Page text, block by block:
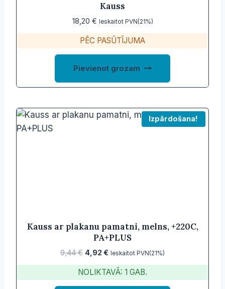
Kauss
18,20 € Ieskaitot PVN(21%)
PĒC PASŪTĪJUMA
Pievienot grozam
Izpārdošana!
Kauss ar plakanu pamatni, melns, +220C,
PA+PLUS
9,44€ Original
price
was:
9,44 €.
4,92€Current
price
is:
4,92 €.
Ieskaitot PVN(21%)
NOLIKTAVĀ: 1 GAB.